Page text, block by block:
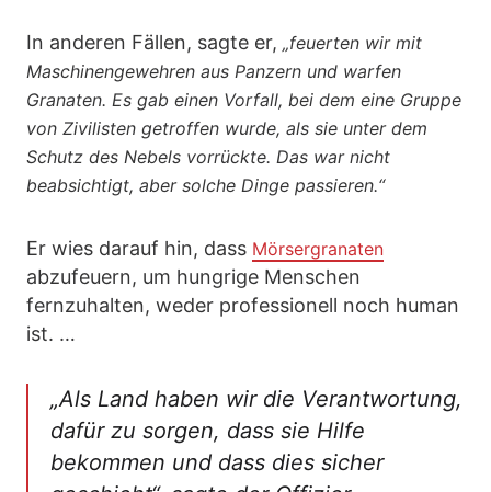
In anderen Fällen, sagte er, „feuerten wir mit
Maschinengewehren aus Panzern und warfen
Granaten. Es gab einen Vorfall, bei dem eine Gruppe
von Zivilisten getroffen wurde, als sie unter dem
Schutz des Nebels vorrückte. Das war nicht
beabsichtigt, aber solche Dinge passieren.“
Er wies darauf hin, dass Mörsergranaten
abzufeuern, um hungrige Menschen
fernzuhalten, weder professionell noch human
ist. …
„Als Land haben wir die Verantwortung,
dafür zu sorgen, dass sie Hilfe
bekommen und dass dies sicher